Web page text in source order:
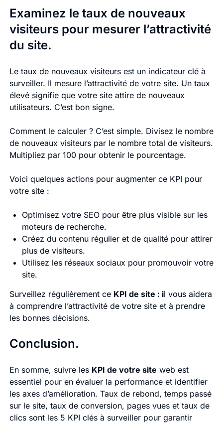
Examinez le taux de nouveaux
visiteurs pour mesurer l’attractivité
du site.
Le taux de nouveaux visiteurs est un indicateur clé à
surveiller. Il mesure l’attractivité de votre site. Un taux
élevé signifie que votre site attire de nouveaux
utilisateurs. C’est bon signe.
Comment le calculer ? C’est simple. Divisez le nombre
de nouveaux visiteurs par le nombre total de visiteurs.
Multipliez par 100 pour obtenir le pourcentage.
Voici quelques actions pour augmenter ce KPI pour
votre site :
Optimisez votre SEO pour être plus visible sur les
moteurs de recherche.
Créez du contenu régulier et de qualité pour attirer
plus de visiteurs.
Utilisez les réseaux sociaux pour promouvoir votre
site.
Surveillez régulièrement ce KPI de site : il vous aidera
à comprendre l’attractivité de votre site et à prendre
les bonnes décisions.
Conclusion.
En somme, suivre les KPI de votre site web est
essentiel pour en évaluer la performance et identifier
les axes d’amélioration. Taux de rebond, temps passé
sur le site, taux de conversion, pages vues et taux de
clics sont les 5 KPI clés à surveiller pour garantir